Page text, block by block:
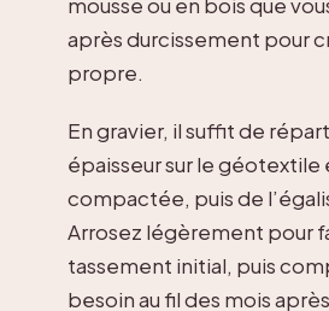
après durcissement pour
propre.
En gravier, il suffit de
épaisseur sur le géotextile
compactée, puis de
Arrosez légèrement pour
tassement initial, puis
besoin au fil des mois